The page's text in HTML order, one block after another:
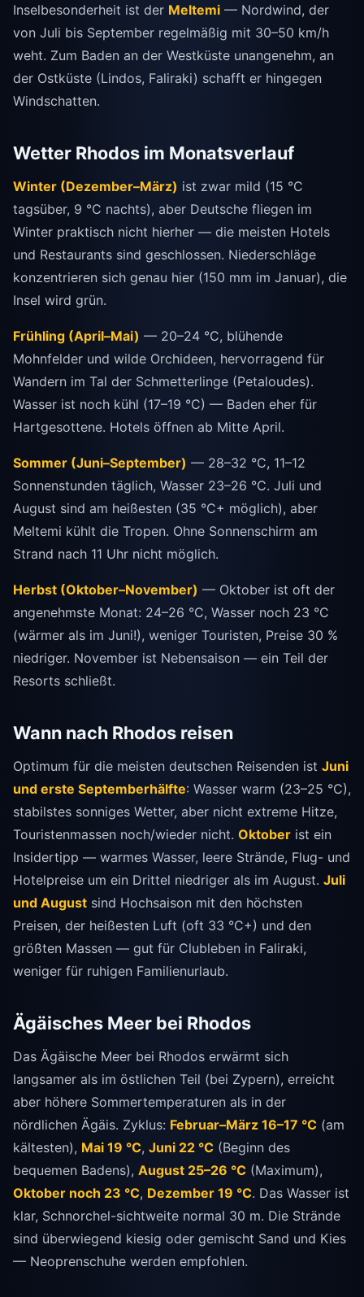
Inselbesonderheit ist der Meltemi — Nordwind, der
von Juli bis September regelmäßig mit 30–50 km/h
weht. Zum Baden an der Westküste unangenehm, an
der Ostküste (Lindos, Faliraki) schafft er hingegen
Windschatten.
Wetter Rhodos im Monatsverlauf
Winter (Dezember–März) ist zwar mild (15 °C
tagsüber, 9 °C nachts), aber Deutsche fliegen im
Winter praktisch nicht hierher — die meisten Hotels
und Restaurants sind geschlossen. Niederschläge
konzentrieren sich genau hier (150 mm im Januar), die
Insel wird grün.
Frühling (April–Mai) — 20–24 °C, blühende
Mohnfelder und wilde Orchideen, hervorragend für
Wandern im Tal der Schmetterlinge (Petaloudes).
Wasser ist noch kühl (17–19 °C) — Baden eher für
Hartgesottene. Hotels öffnen ab Mitte April.
Sommer (Juni–September) — 28–32 °C, 11–12
Sonnenstunden täglich, Wasser 23–26 °C. Juli und
August sind am heißesten (35 °C+ möglich), aber
Meltemi kühlt die Tropen. Ohne Sonnenschirm am
Strand nach 11 Uhr nicht möglich.
Herbst (Oktober–November) — Oktober ist oft der
angenehmste Monat: 24–26 °C, Wasser noch 23 °C
(wärmer als im Juni!), weniger Touristen, Preise 30 %
niedriger. November ist Nebensaison — ein Teil der
Resorts schließt.
Wann nach Rhodos reisen
Optimum für die meisten deutschen Reisenden ist Juni
und erste Septemberhälfte: Wasser warm (23–25 °C),
stabilstes sonniges Wetter, aber nicht extreme Hitze,
Touristenmassen noch/wieder nicht. Oktober ist ein
Insidertipp — warmes Wasser, leere Strände, Flug- und
Hotelpreise um ein Drittel niedriger als im August. Juli
und August sind Hochsaison mit den höchsten
Preisen, der heißesten Luft (oft 33 °C+) und den
größten Massen — gut für Clubleben in Faliraki,
weniger für ruhigen Familienurlaub.
Ägäisches Meer bei Rhodos
Das Ägäische Meer bei Rhodos erwärmt sich
langsamer als im östlichen Teil (bei Zypern), erreicht
aber höhere Sommertemperaturen als in der
nördlichen Ägäis. Zyklus: Februar–März 16–17 °C (am
kältesten), Mai 19 °C, Juni 22 °C (Beginn des
bequemen Badens), August 25–26 °C (Maximum),
Oktober noch 23 °C, Dezember 19 °C. Das Wasser ist
klar, Schnorchel-sichtweite normal 30 m. Die Strände
sind überwiegend kiesig oder gemischt Sand und Kies
— Neoprenschuhe werden empfohlen.